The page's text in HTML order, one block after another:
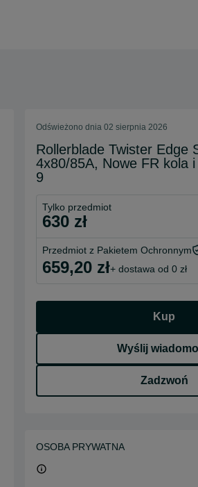
Odświeżono dnia 02 sierpnia 2026
Rollerblade Twister Edge
4x80/85A, Nowe FR kola
9
Tylko przedmiot
630 zł
Przedmiot z Pakietem Ochronnym
659,20 zł+ dostawa od 0 zł
Kup
Wyślij
Zadzwoń
OSOBA PRYWATNA